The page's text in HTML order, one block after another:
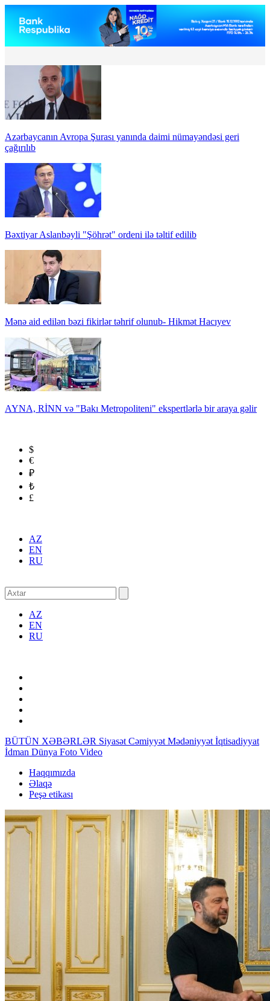
Azərbaycanın Avropa Şurası yanında daimi nümayəndəsi geri
çağırılıb
Bəxtiyar Aslanbəyli "Şöhrət" ordeni ilə təltif edilib
Mənə aid edilən bəzi fikirlər təhrif olunub- Hikmət Hacıyev
AYNA, RİNN və "Bakı Metropoliteni" ekspertlərlə bir araya gəlir
$
€
₽
₺
£
AZ
EN
RU
AZ
EN
RU
BÜTÜN XƏBƏRLƏR Siyasət Cəmiyyət Mədəniyyət İqtisadiyyat
İdman Dünya Foto Video
Haqqımızda
Əlaqə
Peşə etikası